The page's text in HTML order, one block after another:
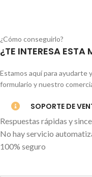
¿Cómo conseguirlo?
¿TE INTERESA ESTA
Estamos aquí para ayudarte
formulario y nuestro
SOPORTE DE
Respuestas rápidas y
No hay servicio
100% seguro